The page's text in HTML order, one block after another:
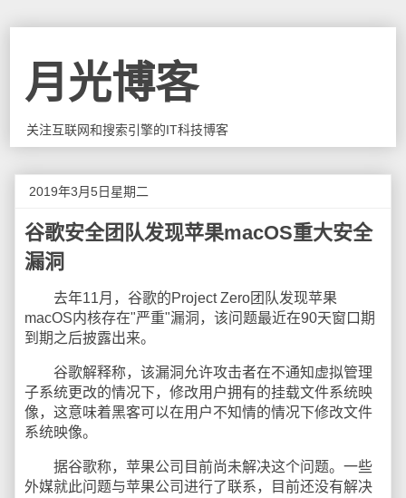
月光博客
关注互联网和搜索引擎的IT科技博客
2019年3月5日星期二
谷歌安全团队发现苹果macOS重大安全
漏洞
去年11月，谷歌的Project Zero团队发现苹果
macOS内核存在"严重"漏洞，该问题最近在90天窗口期
到期之后披露出来。
谷歌解释称，该漏洞允许攻击者在不通知虚拟管理
子系统更改的情况下，修改用户拥有的挂载文件系统映
像，这意味着黑客可以在用户不知情的情况下修改文件
系统映像。
据谷歌称，苹果公司目前尚未解决这个问题。一些
外媒就此问题与苹果公司进行了联系，目前还没有解决